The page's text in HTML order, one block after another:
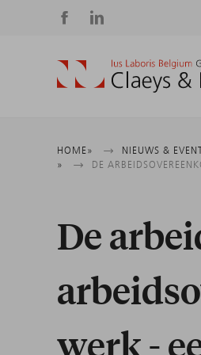
Social
media
HOME
NIEUWS &
DE
De
werk -